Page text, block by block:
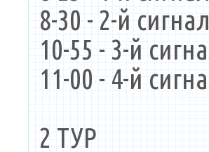
8-30 - 2-й
10-55 - 3-й
11-00 - 4-й
2 ТУР